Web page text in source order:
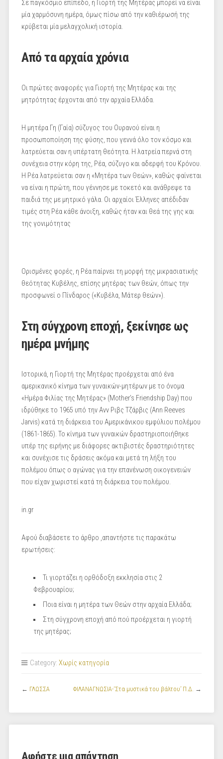
Σε παγκόσμιο επίπεδο, η Γιορτή της Μητέρας μπορεί να είναι
μία χαρμόσυνη ημέρα, όμως πίσω από την καθιέρωσή της
κρύβεται μία μελαγχολική ιστορία.
Από τα αρχαία χρόνια
Οι πρώτες αναφορές για Γιορτή της Μητέρας και της
μητρότητας έρχονται από την αρχαία Ελλάδα.
Η μητέρα Γη (Γαία) σύζυγος του Ουρανού είναι η
προσωποποίηση της φύσης, που γεννά όλο τον κόσμο και
λατρεύεται σαν η υπέρτατη θεότητα. Η λατρεία περνά στη
συνέχεια στην κόρη της, Ρέα, σύζυγο και αδερφή του Κρόνου.
Η Ρέα λατρεύεται σαν η «Μητέρα των Θεών», καθώς φαίνεται
να είναι η πρώτη, που γέννησε με τοκετό και ανάθρεψε τα
παιδιά της με μητρικό γάλα. Οι αρχαίοι Έλληνες απέδιδαν
τιμές στη Ρέα κάθε άνοιξη, καθώς ήταν και θεά της γης και
της γονιμότητας
Ορισμένες φορές, η Ρέα παίρνει τη μορφή της μικρασιατικής
θεότητας Κυβέλης, επίσης μητέρας των θεών, όπως την
προσφωνεί ο Πίνδαρος («Κυβέλα, Μάτερ θεών»).
Στη σύγχρονη εποχή, ξεκίνησε ως
ημέρα μνήμης
Ιστορικά, η Γιορτή της Μητέρας προέρχεται από ένα
αμερικανικό κίνημα των γυναικών-μητέρων με το όνομα
«Ημέρα Φιλίας της Μητέρας» (Mother’s Friendship Day) που
ιδρύθηκε το 1965 υπό την Aνν Ριβς Τζάρβις (Ann Reeves
Jarvis) κατά τη διάρκεια του Αμερικάνικου εμφύλιου πολέμου
(1861-1865). Το κίνημα των γυναικών δραστηριοποιήθηκε
υπέρ της ειρήνης με διάφορες ακτιβιστές δραστηριότητες
και συνέχισε τις δράσεις ακόμα και μετά τη λήξη του
πολέμου όπως ο αγώνας για την επανένωση οικογενειών
που είχαν χωριστεί κατά τη διάρκεια του πολέμου.
in.gr
Αφού διαβάσετε το άρθρο ,απαντήστε τις παρακάτω
ερωτήσεις:
Τι γιορτάζει η ορθόδοξη εκκλησία στις 2
Φεβρουαρίου;
Ποια είναι η μητέρα των Θεών στην αρχαία Ελλάδα;
Στη σύγχρονη εποχή από πού προέρχεται η γιορτή
της μητέρας;
Category: Χωρίς κατηγορία
← ΓΛΩΣΣΑ ΦΙΛΑΝΑΓΝΩΣΙΑ-‘Στα μυστικά του βάλτου’ Π.Δ. →
Αφήστε μια απάντηση